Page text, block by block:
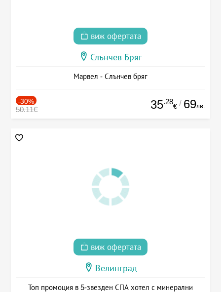
виж офертата
Слънчев Бряг
Марвел - Слънчев бряг
-30%
50.11€ 35.28
€ / 69лв.
виж офертата
Велинград
Топ промоция в 5-звезден СПА хотел с минерални